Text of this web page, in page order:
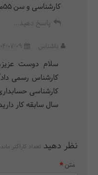
کارشناسی و سن ۵۵می باشد
پاسخ دهید...
ناشناس 07/09
سلام دوست
کارشناس رسمی
سال سابقه کار
نظر دهید تعداد کاراکتر
متن